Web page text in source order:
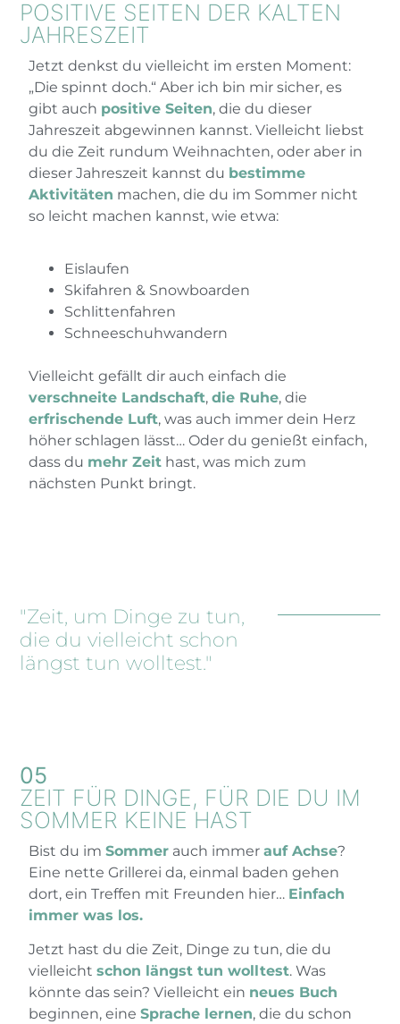
POSITIVE SEITEN DER KALTEN
JAHRESZEIT
Jetzt denkst du vielleicht im ersten Moment:
„Die spinnt doch.“ Aber ich bin mir sicher, es
gibt auch positive Seiten, die du dieser
Jahreszeit abgewinnen kannst. Vielleicht liebst
du die Zeit rundum Weihnachten, oder aber in
dieser Jahreszeit kannst du bestimme
Aktivitäten machen, die du im Sommer nicht
so leicht machen kannst, wie etwa:
Eislaufen
Skifahren & Snowboarden
Schlittenfahren
Schneeschuhwandern
Vielleicht gefällt dir auch einfach die
verschneite Landschaft,die Ruhe, die
erfrischende Luft, was auch immer dein Herz
höher schlagen lässt… Oder du genießt einfach,
dass du mehr Zeit hast, was mich zum
nächsten Punkt bringt.
"Zeit, um Dinge zu tun,
die du vielleicht schon
längst tun wolltest."
05
ZEIT FÜR DINGE, FÜR DIE DU IM
SOMMER KEINE HAST
Bist du imSommer auch immerauf Achse?
Eine nette Grillerei da, einmal baden gehen
dort, ein Treffen mit Freunden hier… Einfach
immer was los.
Jetzt hast du die Zeit, Dinge zu tun, die du
vielleichtschon längst tun wolltest. Was
könnte das sein? Vielleicht ein neues Buch
beginnen, eineSprache lernen, die du schon